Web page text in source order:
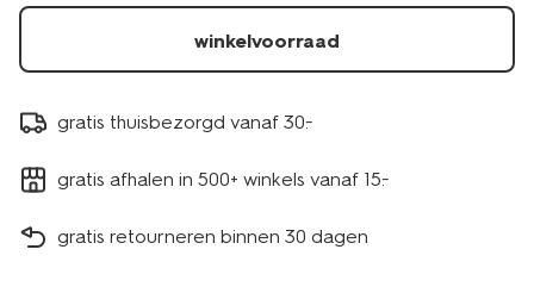
winkelvoorraad
gratis thuisbezorgd vanaf 30.-
gratis afhalen in 500+ winkels vanaf 15.-
gratis retourneren binnen 30 dagen